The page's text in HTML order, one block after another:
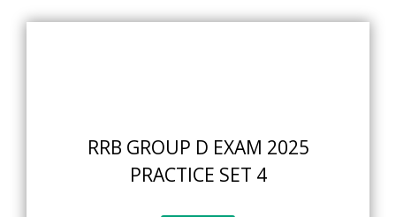
RRB GROUP D EXAM 2025
PRACTICE SET 4